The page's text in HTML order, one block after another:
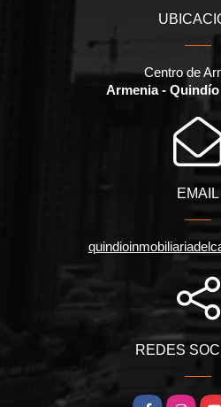
Centro de
Armenia -
EMAIL
REDES